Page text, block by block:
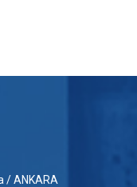
/ ANKARA